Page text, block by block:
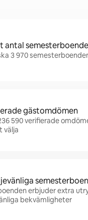
antal
3 970
gästomdömen
590 verifierade
välja
erbjuder extra
bekvämligheter